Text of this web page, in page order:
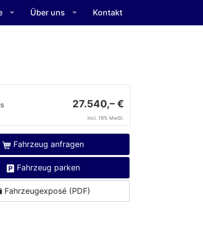
Über uns Kontakt
27.540,– €
incl. 19% MwSt.
Fahrzeug anfragen
Fahrzeug parken
Fahrzeugexposé (PDF)